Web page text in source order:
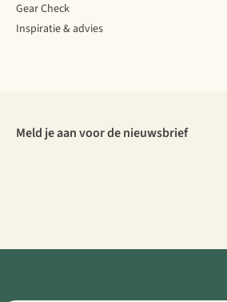
Gear Check
Inspiratie & advies
Meld je aan voor de nieuwsbrief